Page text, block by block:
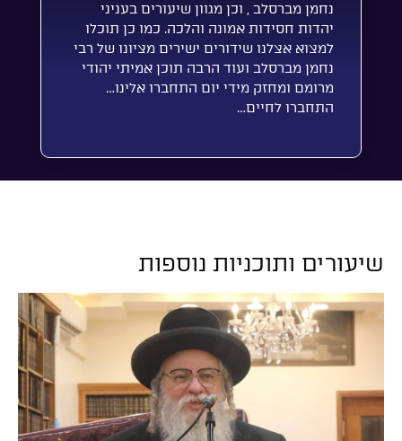
נחמן מברסלב , וכן מגוון שיעורים בעניני
יהדות חסידות אמונה והלכה. כמו כן תוכלו
למצוא אצלנו שידורים ישירים מציונו של רבי
נחמן מברסלב ועוד הרבה תוכן אמיתי יהודי
מרומם ומחזק מידי יום התחברו אלינו…
התחברו לחיים…
שיעורים ותוכניות נוספות